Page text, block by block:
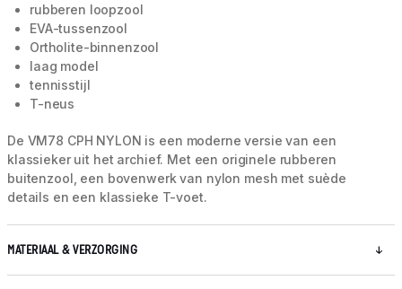
rubberen loopzool
EVA-tussenzool
Ortholite-binnenzool
laag model
tennisstijl
T-neus
De VM78 CPH NYLON is een moderne versie van een
klassieker uit het archief. Met een originele rubberen
buitenzool, een bovenwerk van nylon mesh met suède
details en een klassieke T-voet.
MATERIAAL & VERZORGING